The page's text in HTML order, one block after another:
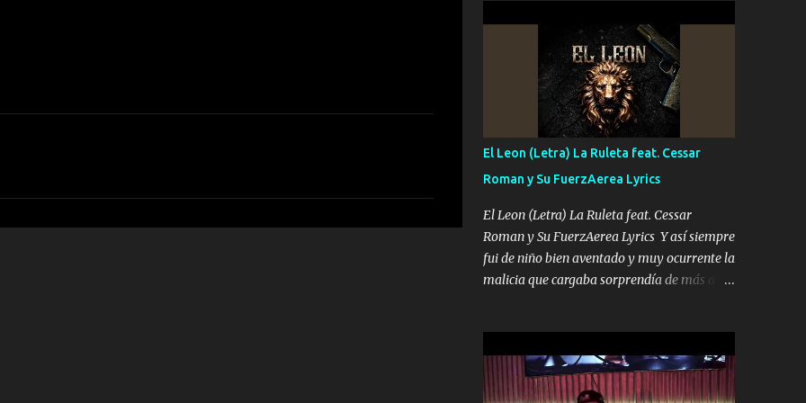
por el interés P...
inteligente junto con su hermano el TRES
blindado el Estado tiene andan ESPERANDO
al UNO QUE PRONTO ESTARÁ PRESENTE
Que no falten las bucanas ni tampoco las
mujeres porque es platica de grandes por eso
hay que estar alegres doy las instrucciones
para atender los deberes Música Si es que
salta algún problema de confianza tengo
gente ahí está el Hombre Cuarenta y
también Pariente 7 arreglan cualquier
problema no más es cuestión que ordené
NOS HACE FALTA UN HERMANO DE CLAVE
SIEMPRE VIO POR LA FAMILIA PARA QUE
SIGA EL LEGADO Es el DOS de los
HERMANOS un cerebro inteligente y com...
El Leon (Letra) La Ruleta feat. Cessar
Roman y Su FuerzAerea Lyrics
El Leon (Letra) La Ruleta feat. Cessar
Roman y Su FuerzAerea Lyrics Y así siempre
fui de niño bien aventado y muy ocurrente la
malicia que cargaba sorprendía de más a la
Tranquilo me la navego ando en lo mío sin
ni un pendiente si hay problemas lo